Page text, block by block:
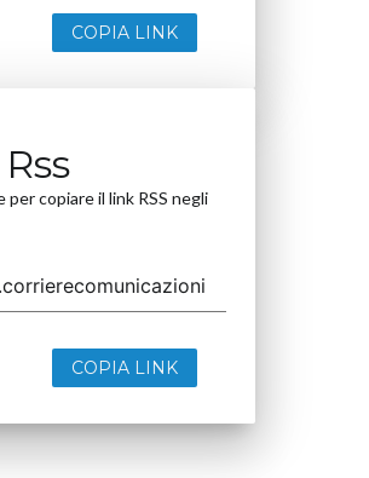
COPIA LINK
per copiare il link RSS negli
COPIA LINK